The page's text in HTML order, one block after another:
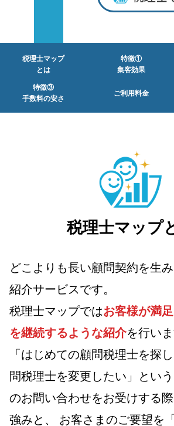
税理士マップ
とは
特徴①
集客効果
特徴③
手数料の安さ
ご利用料金
税理士マップ
どこよりも長い顧問契約を生
紹介サービスです。
税理士マップではお客様が満足
を継続するような紹介を行いま
「はじめての顧問税理士を探
問税理士を変更したい」という
のお問い合わせをお受けする
強みと、
お客さまのご要望を